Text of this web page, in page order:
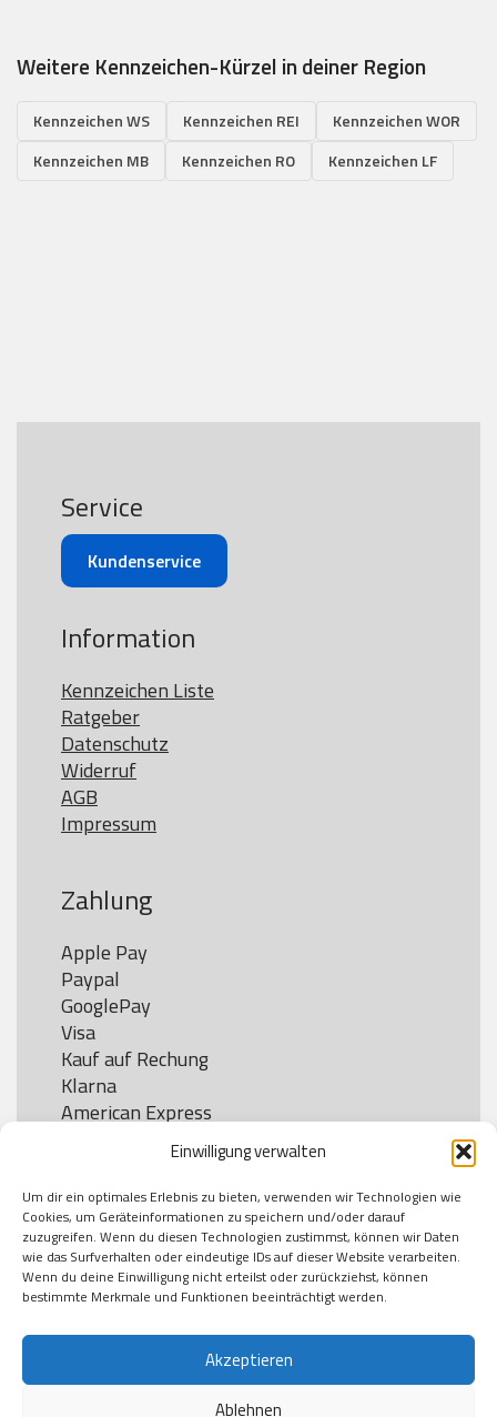
Einwilligung verwalten
Um dir ein optimales Erlebnis zu bieten, verwenden wir Technologien wie
Cookies, um Geräteinformationen zu speichern und/oder darauf
zuzugreifen. Wenn du diesen Technologien zustimmst, können wir Daten
wie das Surfverhalten oder eindeutige IDs auf dieser Website verarbeiten.
Wenn du deine Einwilligung nicht erteilst oder zurückziehst, können
bestimmte Merkmale und Funktionen beeinträchtigt werden.
Akzeptieren
Ablehnen
Weitere Kennzeichen-Kürzel in deiner Region
Kennzeichen WS Kennzeichen REI
Kennzeichen WOR
Kennzeichen MB
Kennzeichen RO Kennzeichen LF
Service
Kundenservice
Information
Kennzeichen Liste
Ratgeber
Datenschutz
Widerruf
AGB
Impressum
Zahlung
Apple Pay
Paypal
GooglePay
Visa
Kauf auf Rechung
Klarna
American Express
Versand
DHL
Klimaneutral